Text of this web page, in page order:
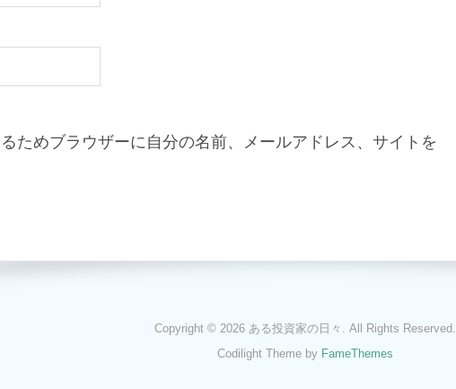
ためブラウザーに自分の名前、メールアドレス、サイトを
Copyright © 2026 ある投資家の日々. All Rights Reserved.
Codilight Theme by FameThemes